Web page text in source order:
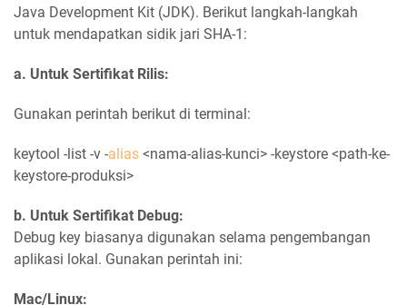
Java Development Kit (JDK). Berikut langkah-langkah
untuk mendapatkan sidik jari SHA-1:
a. Untuk Sertifikat Rilis:
Gunakan perintah berikut di terminal:
keytool -list -v -alias <nama-alias-kunci> -keystore <path-ke-
keystore-produksi>
b. Untuk Sertifikat Debug:
Debug key biasanya digunakan selama pengembangan
aplikasi lokal. Gunakan perintah ini:
Mac/Linux: